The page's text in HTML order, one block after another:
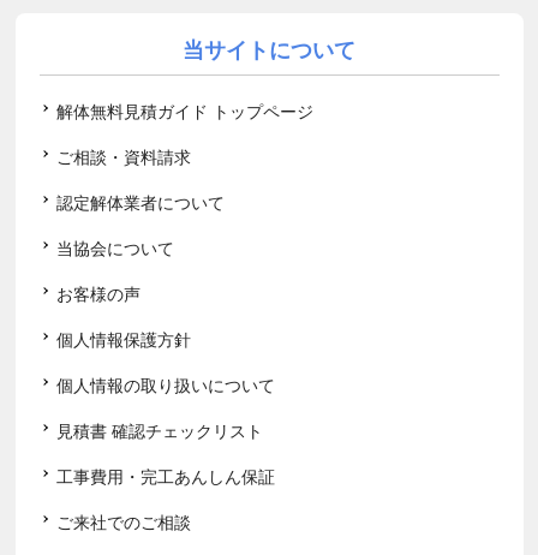
当サイトについて
解体無料見積ガイド トップページ
ご相談・資料請求
認定解体業者について
当協会について
お客様の声
個人情報保護方針
個人情報の取り扱いについて
見積書 確認チェックリスト
工事費用・完工あんしん保証
ご来社でのご相談